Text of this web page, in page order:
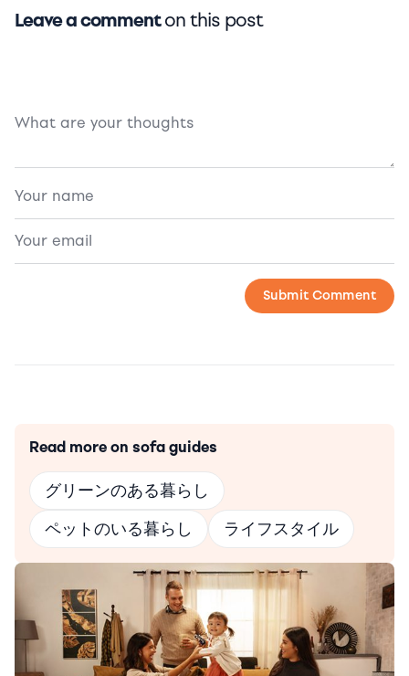
Leave a commenton this post
Read more on sofa guides
グリーンのある暮らし
ペットのいる暮らし
ライフスタイル